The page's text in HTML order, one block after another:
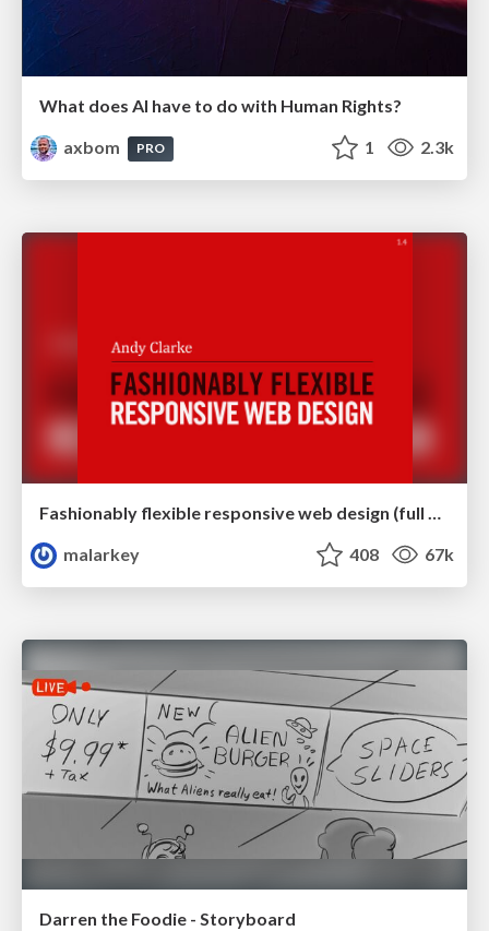
What does AI have to do with Human Rights?
axbom
PRO 1 2.3k
Fashionably flexible responsive web design (full day workshop)
malarkey
408 67k
Darren the Foodie - Storyboard